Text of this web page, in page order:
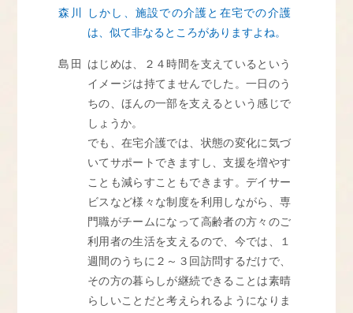
森川
しかし、施設での介護と在宅での介護
は、似て非なるところがありますよね。
島田
はじめは、２４時間を支えているという
イメージは持てませんでした。一日のう
ちの、ほんの一部を支えるという感じで
しょうか。
でも、在宅介護では、状態の変化に気づ
いてサポートできますし、支援を増やす
ことも減らすこともできます。デイサー
ビスなど様々な制度を利用しながら、専
門職がチームになって高齢者の方々のご
利用者の生活を支えるので、今では、１
週間のうちに２～３回訪問するだけで、
その方の暮らしが継続できることは素晴
らしいことだと考えられるようになりま